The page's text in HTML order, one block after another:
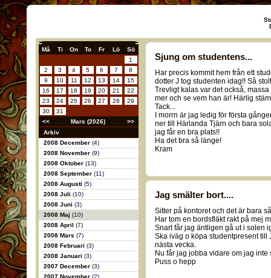
Må Ti On To Fr Lö
Sö
1
2
3 4 5 6 7
8
9
10 11 12 13 14
15
16
17 18 19 20 21
22
23
24 25 26 27 28
29
30
31
<<
Mars (2026)
>>
Arkiv
2008 December (4)
2008 November (9)
2008 Oktober (13)
2008 September (11)
2008 Augusti (5)
2008 Juli (10)
2008 Juni (3)
2008 Maj (10)
2008 April (7)
2008 Mars (7)
2008 Februari (3)
2008 Januari (3)
2007 December (3)
2007 November (2)
Sjung om studentens...
Har precis kommit hem från ett
dotter J tog studenten idag!! Så
Trevligt kalas var det också,
mer och se vem han är! Härlig
Tack...
I morrn är jag ledig för första
ner till Härlanda Tjärn och bara
jag får en bra plats!!
Ha det bra så länge!
Kram
Jag smälter bort....
Sitter på kontoret och det är bara
Har tom en bordsfläkt rakt på mej
Snart får jag äntligen gå ut i solen
Ska iväg o köpa studentpresent
nästa vecka.
Nu får jag jobba vidare om jag inte
Puss o hepp